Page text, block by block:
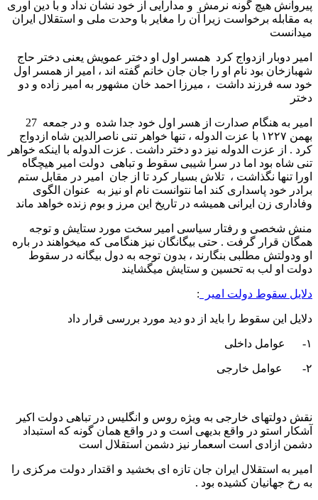
پیروانش هیچ گونه نرمش و مدارایی از خود نشان نداد و با دین اوری
به مقابله برخواست زیرا آن را مغایر با وحدت ملی و استقلال ایران
میدانست
امیر دوبار ازدواج کرد همسر اول او دختر عمویش یعنی دختر حاج
شهبازخان بود نام او را جان جان خانم گفته اند ، امیر از همسر اول
خود سه فرزند داشت ، میرزا احمد خان مشهور به امیر زاده و دو
دختر
امیر به هنگام صدارت از هسر اول خود جدا شده و در جمعه 27
بهمن ۱۲۲۷ با عزت الدوله ، تنها خواهر تنی ناصرالدین شاه ازدواج
کرد . از عزت الدوله نیز دو دختر داشت . عزت الدوله با اینکه خواهر
تنی شاه بود اما در سرا شیبی سقوط و تباهی دولت امیر هیچگاه
اورا تنها نگذاشت ، تلاش بسیار کرد تا از جان امیر در مقابل ستم
برادر خود پاسداری کند اما نتوانست نام او نیز به عنوان الگوی
وفاداری زن ایرانی همیشه در تاریخ این مرز و بوم زنده خواهد ماند
منش شخصی و رفتار سیاسی امیر سخت مورد ستایش و توجه
همگان قرار گرفت . حتی بیگانگان نیز هنگامی که میخواهند در باره
او ودولتش مطلبی بنگارند ، بدون توجه به دول بیگانه در سقوط
دولت او لب به تحسین و ستایش میگشایند
دلایل سقوط دولت امیر :
دلایل این سقوط را باید از دو دید مورد بررسی قرار داد
۱- عوامل داخلی
۲- عوامل خارجی
نقش دولتهای خارجی به ویژه روس و انگلیس در تباهی دولت اکیر
آشکار استو در واقع بدیهی است و در واقع همان گونه که استبداد
دشمن ازادی است اسعمار نیز دشمن استقلال است
امیر به استقلال ایران جان تازه ای بخشید و اقتدار دولت مرکزی را
به رخ جهانیان کشیده بود .